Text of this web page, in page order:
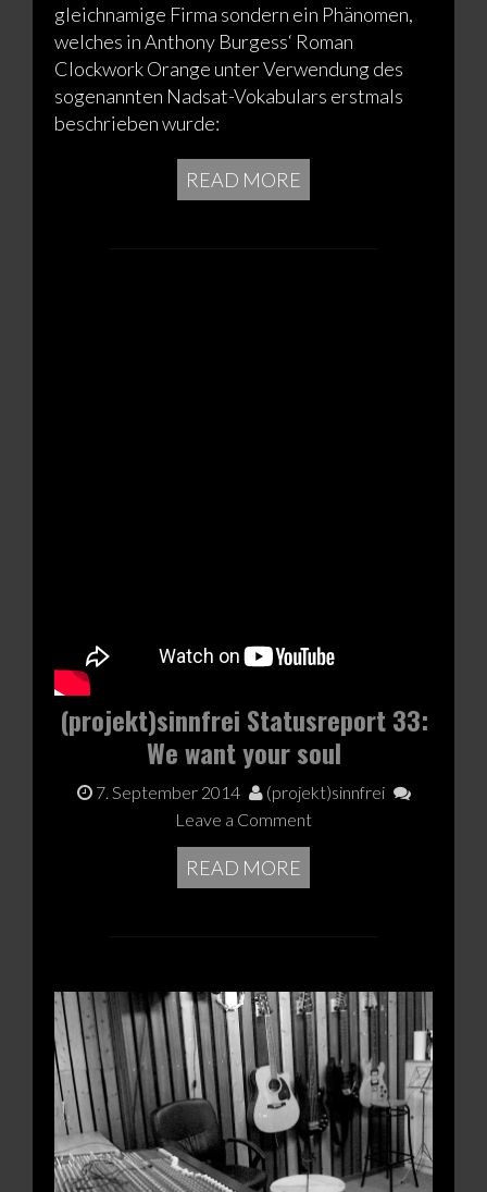
gleichnamige Firma sondern ein Phänomen,
welches in Anthony Burgess‘ Roman
Clockwork Orange unter Verwendung des
sogenannten Nadsat-Vokabulars erstmals
beschrieben wurde:
READ MORE
(projekt)sinnfrei Statusreport 33:
We want your soul
7. September 2014
(projekt)sinnfrei
Leave a Comment
READ MORE